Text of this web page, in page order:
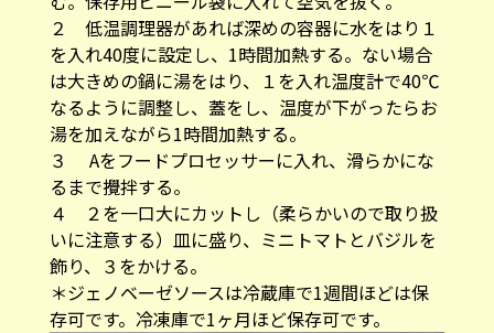
２ 低温調理器があれば深めの容器に水をはり１
を入れ40度に設定し、1時間加熱する。ない場合
は大きめの鍋に湯をはり、１を入れ温度計で40℃
なるように調整し、蓋をし、温度が下がったらお
湯を加えながら1時間加熱する。
３ Aをフードプロセッサーに入れ、滑らかにな
るまで攪拌する。
４ ２を一口大にカットし（柔らかいので取り扱
いに注意する）皿に盛り、ミニトマトとバジルを
飾り、３をかける。
＊ジェノベーゼソースは冷蔵庫で1週間ほどは保
存可です。冷凍庫で1ヶ月ほど保存可です。